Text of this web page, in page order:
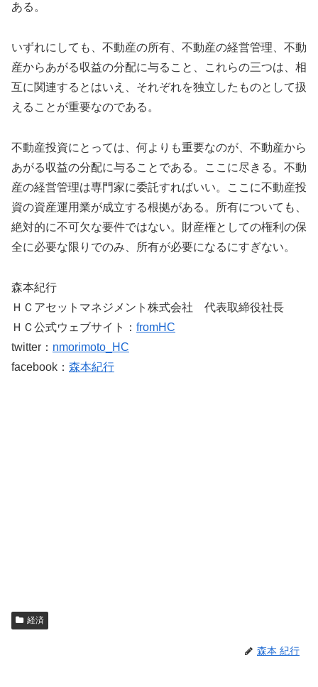
ある。
いずれにしても、不動産の所有、不動産の経営管理、不動
産からあがる収益の分配に与ること、これらの三つは、相
互に関連するとはいえ、それぞれを独立したものとして扱
えることが重要なのである。
不動産投資にとっては、何よりも重要なのが、不動産から
あがる収益の分配に与ることである。ここに尽きる。不動
産の経営管理は専門家に委託すればいい。ここに不動産投
資の資産運用業が成立する根拠がある。所有についても、
絶対的に不可欠な要件ではない。財産権としての権利の保
全に必要な限りでのみ、所有が必要になるにすぎない。
森本紀行
ＨＣアセットマネジメント株式会社 代表取締役社長
ＨＣ公式ウェブサイト： fromHC
twitter： nmorimoto_HC
facebook： 森本紀行
経済
森本 紀行